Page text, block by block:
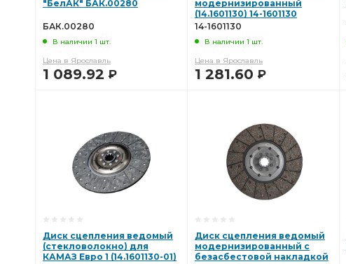
"БелАК" БАК.00280
БАК.00280
В наличии 1 шт.
Цена в Ярославль
1 089.92 Р
модернизированный
(14.1601130) 14-1601130
14-1601130
В наличии 1 шт.
Цена в Ярославль
1 281.60 Р
Диск сцепления ведомый
(стекловолокно) для
КАМАЗ Евро 1 (14.1601130-01)
Диск сцепления ведомый
модернизированный с
безасбестовой накладкой